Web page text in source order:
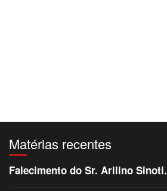
Matérias recentes
Falecimento do Sr. Arilino Sinoti.